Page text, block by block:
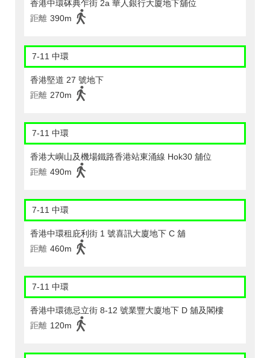
香港中環砵典乍街 2a 華人銀行大廈地下舖位
距離 390m
7-11 中環
香港堅道 27 號地下
距離 270m
7-11 中環
香港大嶼山及機場鐵路香港站東涌線 Hok30 舖位
距離 490m
7-11 中環
香港中環租庇利街 1 號喜訊大廈地下 C 舖
距離 460m
7-11 中環
香港中環德忌立街 8-12 號業豐大廈地下 D 舖及閣樓
距離 120m